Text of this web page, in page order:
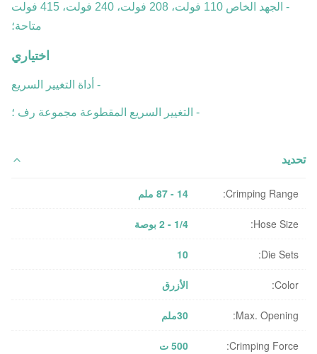
- الجهد الخاص 110 فولت، 208 فولت، 240 فولت، 415 فولت
متاحة؛
اختياري
- أداة التغيير السريع
- التغيير السريع المقطوعة مجموعة رف ؛
تحديد
Crimping Range: 14 - 87 ملم
Hose Size: 1/4 - 2 بوصة
Die Sets:
10
Color: الأزرق
Max. Opening: 30ملم
Crimping Force: 500 ت